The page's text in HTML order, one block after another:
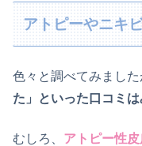
アトピーやニキ
色々と調べてみました
た」といった口コミ
むしろ、 アトピー性